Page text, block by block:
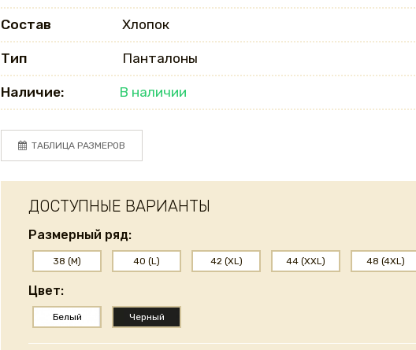
Состав Хлопок
Тип Панталоны
Наличие: В наличии
ТАБЛИЦА РАЗМЕРОВ
ДОСТУПНЫЕ ВАРИАНТЫ
Размерный ряд:
38 (M) 40 (L) 42 (XL) 44 (XXL) 48 (4XL)
Цвет:
Белый Черный